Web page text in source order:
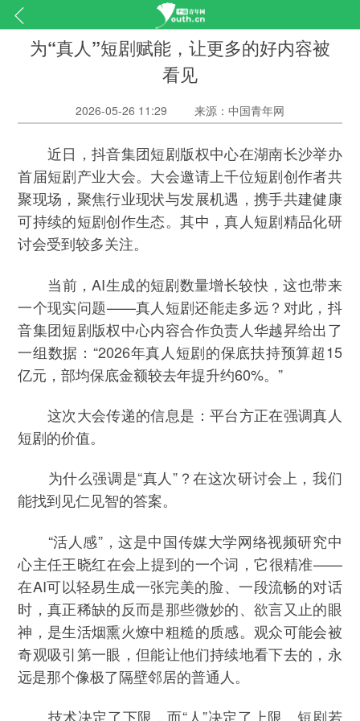
为“真人”短剧赋能，让更多的好内容被
看见
2026-05-26 11:29 来源：中国青年网
近日，抖音集团短剧版权中心在湖南长沙举办
首届短剧产业大会。大会邀请上千位短剧创作者共
聚现场，聚焦行业现状与发展机遇，携手共建健康
可持续的短剧创作生态。其中，真人短剧精品化研
讨会受到较多关注。
当前，AI生成的短剧数量增长较快，这也带来
一个现实问题——真人短剧还能走多远？对此，抖
音集团短剧版权中心内容合作负责人华越昇给出了
一组数据：“2026年真人短剧的保底扶持预算超15
亿元，部均保底金额较去年提升约60%。”
这次大会传递的信息是：平台方正在强调真人
短剧的价值。
为什么强调是“真人”？在这次研讨会上，我们
能找到见仁见智的答案。
“活人感”，这是中国传媒大学网络视频研究中
心主任王晓红在会上提到的一个词，它很精准——
在AI可以轻易生成一张完美的脸、一段流畅的对话
时，真正稀缺的反而是那些微妙的、欲言又止的眼
神，是生活烟熏火燎中粗糙的质感。观众可能会被
奇观吸引第一眼，但能让他们持续地看下去的，永
远是那个像极了隔壁邻居的普通人。
技术决定了下限，而“人”决定了上限。短剧若